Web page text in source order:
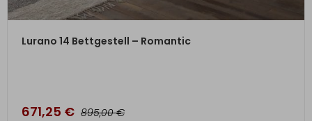
ZUM PRODUKT
Lurano 14 Bettgestell – Romantic
671,25 € 895,00€